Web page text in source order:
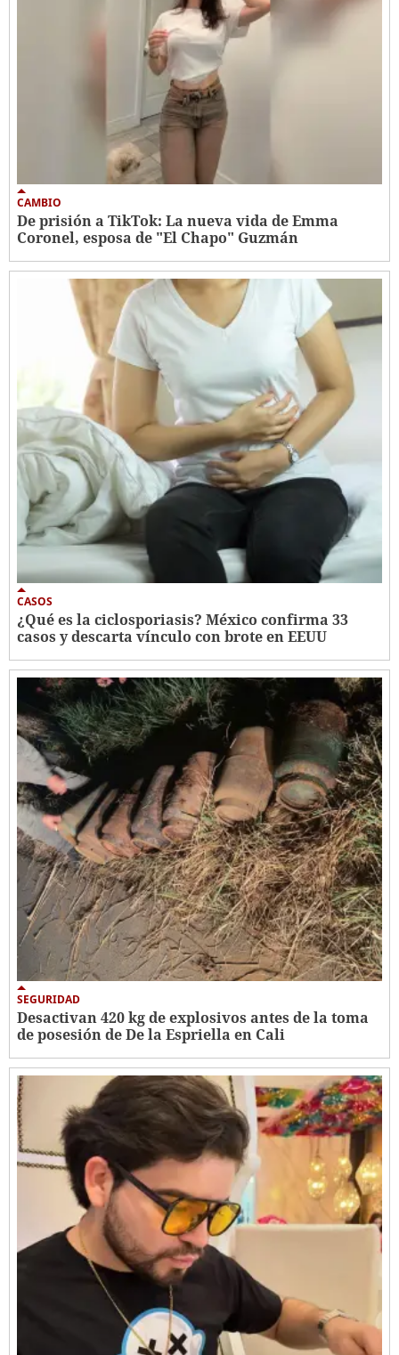
CAMBIO
De prisión a TikTok: La nueva vida de Emma
Coronel, esposa de "El Chapo" Guzmán
CASOS
¿Qué es la ciclosporiasis? México confirma 33
casos y descarta vínculo con brote en EEUU
SEGURIDAD
Desactivan 420 kg de explosivos antes de la toma
de posesión de De la Espriella en Cali